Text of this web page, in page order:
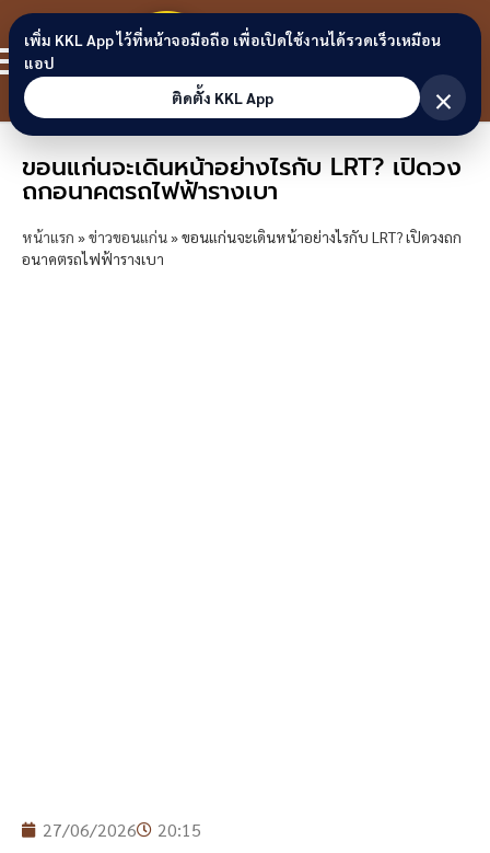
Skip to content
ขอนแก่น
ลิงก์
ขอนแก่นจะเดินหน้าอย่างไรกับ LRT? เปิดวง
ถกอนาคตรถไฟฟ้ารางเบา
หน้าแรก »ข่าวขอนแก่น»ขอนแก่นจะเดินหน้าอย่างไรกับ LRT? เปิดวงถก
อนาคตรถไฟฟ้ารางเบา
27/06/2026 20:15
เพิ่ม KKL App ไว้ที่หน้าจอมือถือ เพื่อเปิดใช้งานได้รวดเร็วเหมือน
แอป
ติดตั้ง KKL App
×